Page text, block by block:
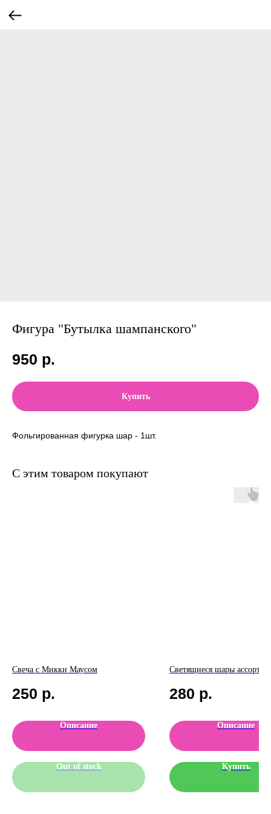
Фигура "Бутылка шампанского"
950 р.
Купить
Фольгированная фигурка шар - 1шт.
С этим товаром покупают
Свеча с Микки Маусом
250 р.
Описание
Out of stock
Светящиеся шары ассорти
280 р.
Описание
Купить